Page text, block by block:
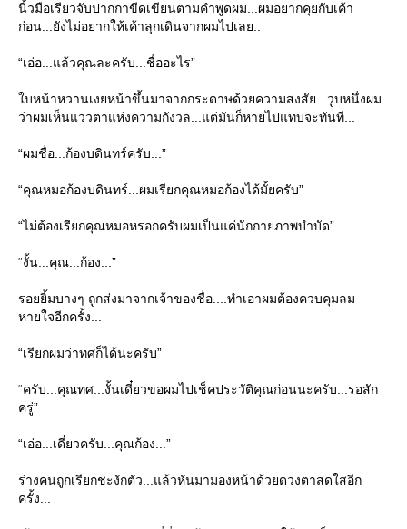
นิ้วมือเรียวจับปากกาขีดเขียนตามคำพูดผม...ผมอยากคุยกับเค้า
ก่อน...ยังไม่อยากให้เค้าลุกเดินจากผมไปเลย..
“เอ่อ...แล้วคุณละครับ...ชื่ออะไร”
บหน้าหวานเงยหน้าขึ้นมาจากกระดาษด้วยความสงสัย...วูบหนึ่งผม
ว่าผมเห็นแววตาแห่งความกังวล...แต่มันก็หายไปแทบจะทันที...
“ผมชื่อ...ก้องบดินทร์ครับ...”
“คุณหมอก้องบดินทร์...ผมเรียกคุณหมอก้องได้มั้ยครับ”
“ไม่ต้องเรียกคุณหมอหรอกครับผมเป็นแค่นักกายภาพบำบัด”
“งั้น...คุณ...ก้อง...”
รอยยิ้มบางๆ ถูกส่งมาจากเจ้าของชื่อ....ทำเอาผมต้องควบคุมลม
หายใจอีกครั้ง...
“เรียกผมว่าทศก็ได้นะครับ”
“ครับ...คุณทศ...งั้นเดี๋ยวขอผมไปเช็คประวัติคุณก่อนนะครับ...รอสัก
ครู่”
“เอ่อ...เดี๋ยวครับ...คุณก้อง...”
ร่างคนถูกเรียกชะงักตัว...แล้วหันมามองหน้าด้วยดวงตาสดใสอีก
ครั้ง...